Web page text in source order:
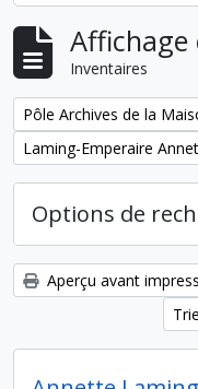
Inventaires
Remove filter:
Remove filter:
Laming-Emperaire
Options de
Aperçu avant